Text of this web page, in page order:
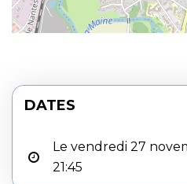
DATES
Le vendredi 27
21:45